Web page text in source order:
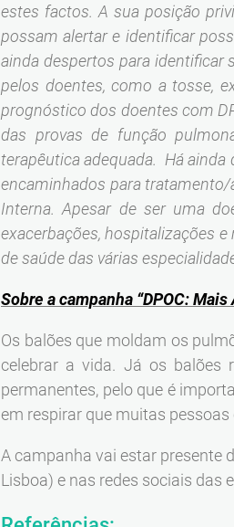
estes factos. A sua posição
possam alertar e identificar
ainda despertos para identificar
pelos doentes, como a tosse,
prognóstico dos doentes com
das provas de função
terapêutica adequada. Há
encaminhados para
Interna. Apesar de ser uma
exacerbações, hospitalizações
de saúde das várias
Sobre a campanha “DPOC: Mais
Os balões que moldam os
celebrar a vida. Já os balões
permanentes, pelo que é
em respirar que muitas
A campanha vai estar presente
Lisboa) e nas redes sociais das